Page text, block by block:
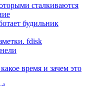
сталкиваются
будильник
fdisk
время и зачем это